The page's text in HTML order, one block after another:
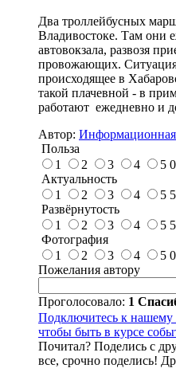
Два троллейбусных
Владивостоке. Там они
автовокзала, развозя
провожающих.
происходящее в
такой плачевной - в
работают ежедневно и
Автор: Информационная
Польза
1
2 3 4 5 0
Актуальность
1
2 3 4 5 5
Развёрнутость
1
2 3 4 5 5
Фотография
1
2 3 4 5 0
Пожелания автору
Проголосовало: 1
Подключитесь к нашему
чтобы быть в курсе
Почитал? Поделись с
все, срочно поделись!